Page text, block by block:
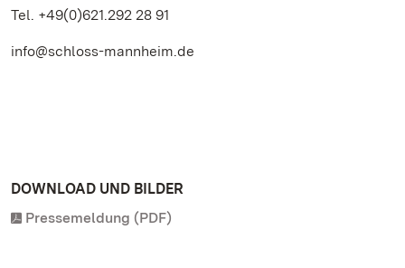
Tel. +49(0)621.292 28 91
info@schloss-mannheim.de
DOWNLOAD UND BILDER
Pressemeldung (PDF)